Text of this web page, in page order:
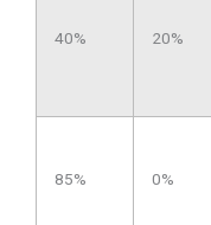
40% 20%
85% 0%